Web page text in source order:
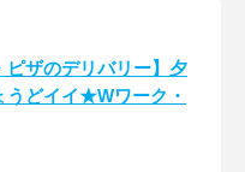
ピザのデリバリー】夕
うどイイ★Wワーク・